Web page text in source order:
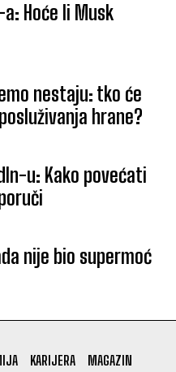
a: Hoće li Musk
nestaju: tko će
hrane?
u: Kako povećati
nije bio supermoć
KARIJERA
MAGAZIN